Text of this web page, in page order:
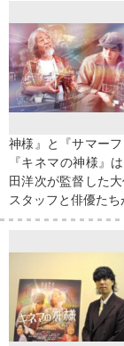
神様』と『サマー
『キネマの神様』
田洋次が監督した
スタッフと俳優た